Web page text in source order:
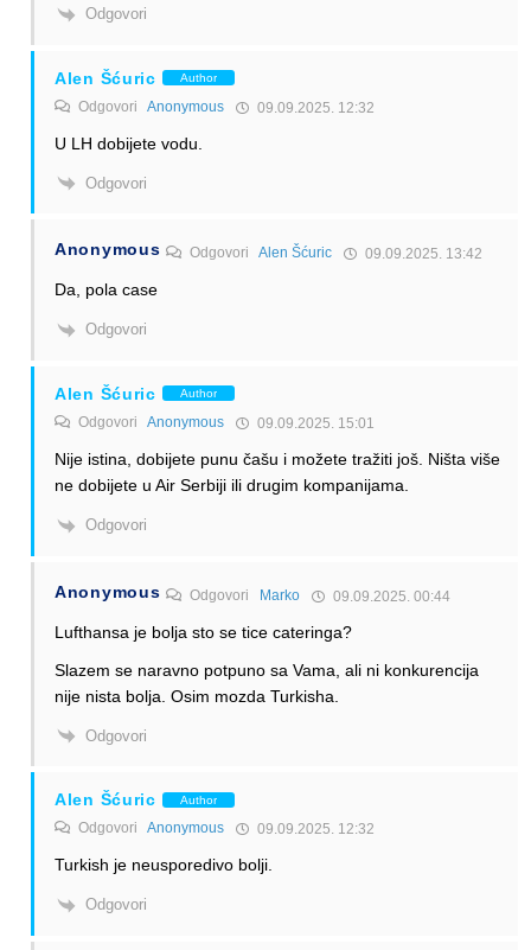
Odgovori
Alen Šćuric Author
Odgovori Anonymous 09.09.2025. 12:32
U LH dobijete vodu.
Odgovori
Anonymous OdgovoriAlen Šćuric 09.09.2025. 13:42
Da, pola case
Odgovori
Alen Šćuric Author
Odgovori Anonymous 09.09.2025. 15:01
Nije istina, dobijete punu čašu i možete tražiti još. Ništa više
ne dobijete u Air Serbiji ili drugim kompanijama.
Odgovori
Anonymous Odgovori Marko 09.09.2025. 00:44
Lufthansa je bolja sto se tice cateringa?
Slazem se naravno potpuno sa Vama, ali ni konkurencija
nije nista bolja. Osim mozda Turkisha.
Odgovori
Alen Šćuric Author
Odgovori Anonymous 09.09.2025. 12:32
Turkish je neusporedivo bolji.
Odgovori